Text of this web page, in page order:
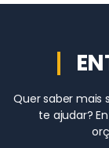
Quer saber mais
te ajudar?